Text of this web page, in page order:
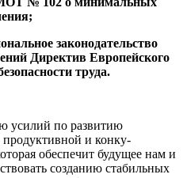
законо­дательство
Ди­ректив Европейского
труда.
усилий по развитию
продуктивной и конку­
обеспечит будущее нам и
созданию стабильных